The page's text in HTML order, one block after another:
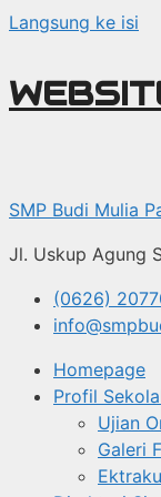
Langsung ke isi
SMP Budi Mulia
Jl. Uskup Agung
(0626)
Homepage
Profil
Ujian
Galeri